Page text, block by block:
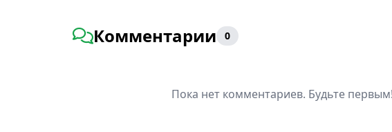
Комментарии 0
Пока нет комментариев. Будьте первым!